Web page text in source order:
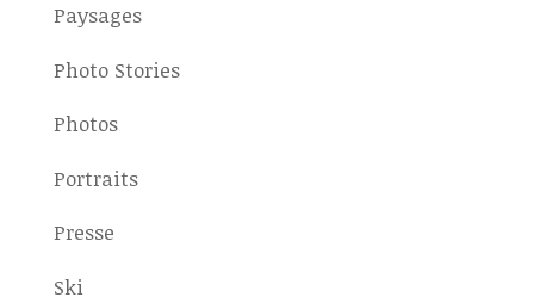
Paysages
Photo Stories
Photos
Portraits
Presse
Ski